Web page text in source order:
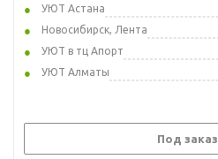
УЮТ Астана
Новосибирск, Лента
УЮТ в тц Апорт
УЮТ Алматы
Под заказ